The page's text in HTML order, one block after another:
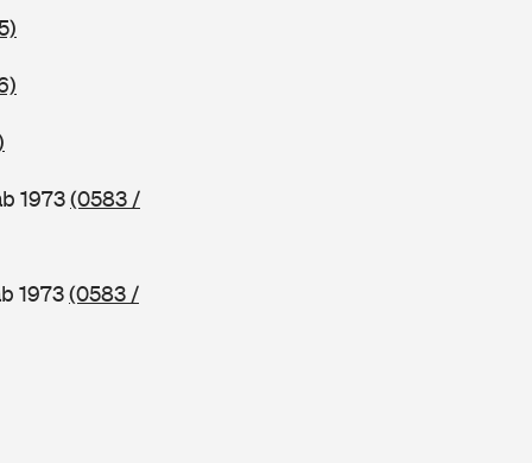
1973(0583 /
1973(0583 /